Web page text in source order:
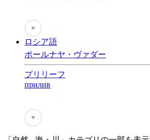
♥
ロシア語
ポールナヤ・ヴァダー
プリリーフ
прилив
♥